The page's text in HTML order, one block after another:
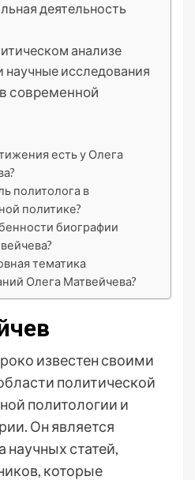
деятельность
анализе
научные исследования
современной
есть у Олега
политолога в
политике?
биографии
тематика
Олега Матвейчева?
известен своими
политической
политологии и
Он является
статей,
которые